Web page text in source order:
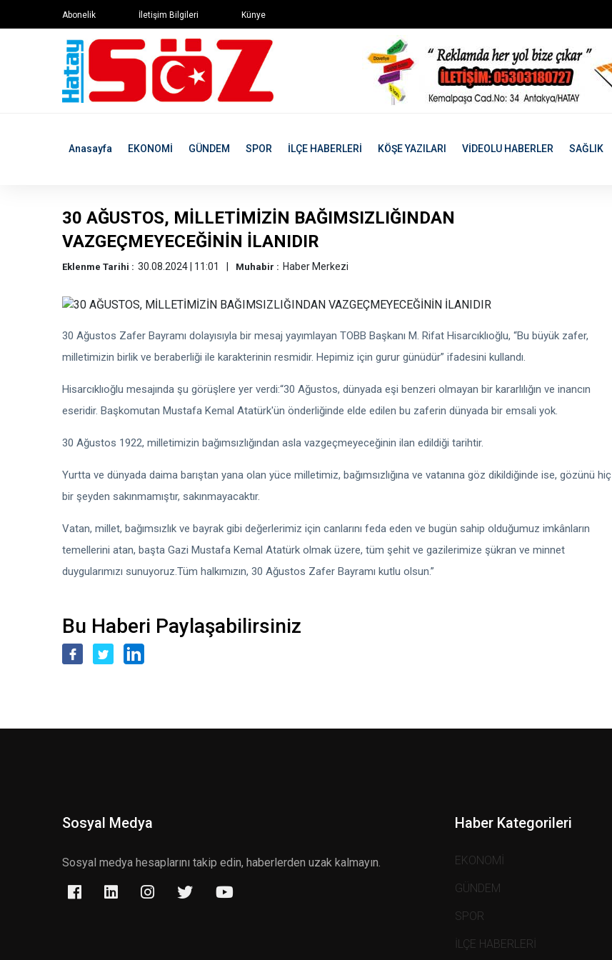
Abonelik İletişim Bilgileri Künye
Anasayfa EKONOMİ GÜNDEM SPOR İLÇE HABERLERİ KÖŞE YAZILARI VİDEOLU HABERLER SAĞLIK
30 AĞUSTOS, MİLLETİMİZİN BAĞIMSIZLIĞINDAN
VAZGEÇMEYECEĞİNİN İLANIDIR
Eklenme Tarihi : 30.08.2024 | 11:01 Muhabir : Haber Merkezi
30 Ağustos Zafer Bayramı dolayısıyla bir mesaj yayımlayan TOBB Başkanı M. Rifat Hisarcıklıoğlu, “Bu büyük zafer,
milletimizin birlik ve beraberliği ile karakterinin resmidir. Hepimiz için gurur günüdür” ifadesini kullandı.
Hisarcıklıoğlu mesajında şu görüşlere yer verdi:“30 Ağustos, dünyada eşi benzeri olmayan bir kararlılığın ve inancın
eseridir. Başkomutan Mustafa Kemal Atatürk'ün önderliğinde elde edilen bu zaferin dünyada bir emsali yok.
30 Ağustos 1922, milletimizin bağımsızlığından asla vazgeçmeyeceğinin ilan edildiği tarihtir.
Yurtta ve dünyada daima barıştan yana olan yüce milletimiz, bağımsızlığına ve vatanına göz dikildiğinde ise, gözünü hiç
bir şeyden sakınmamıştır, sakınmayacaktır.
Vatan, millet, bağımsızlık ve bayrak gibi değerlerimiz için canlarını feda eden ve bugün sahip olduğumuz imkânların
temellerini atan, başta Gazi Mustafa Kemal Atatürk olmak üzere, tüm şehit ve gazilerimize şükran ve minnet
duygularımızı sunuyoruz.Tüm halkımızın, 30 Ağustos Zafer Bayramı kutlu olsun.”
Bu Haberi Paylaşabilirsiniz
Sosyal Medya
Sosyal medya hesaplarını takip edin, haberlerden uzak kalmayın.
Haber Kategorileri
EKONOMİ
GÜNDEM
SPOR
İLÇE HABERLERİ